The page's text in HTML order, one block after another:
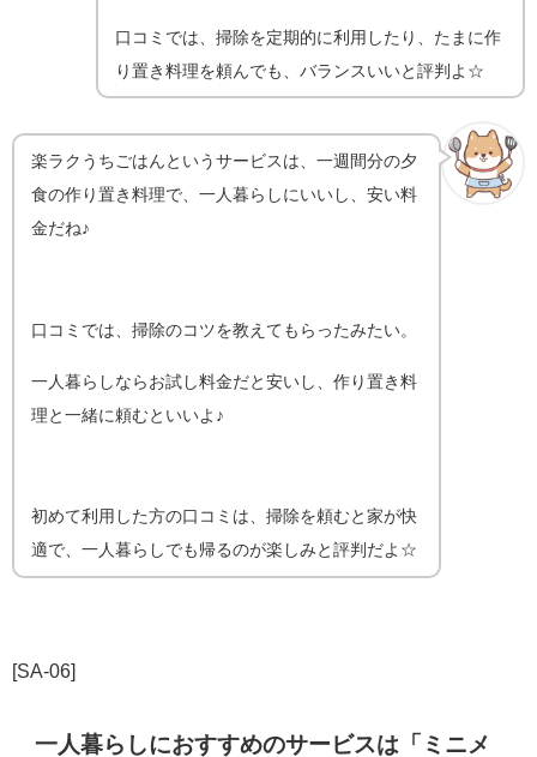
口コミでは、掃除を定期的に利用したり、たまに作
り置き料理を頼んでも、バランスいいと評判よ☆
楽ラクうちごはんというサービスは、一週間分の夕
食の作り置き料理で、一人暮らしにいいし、安い料
金だね♪
口コミでは、掃除のコツを教えてもらったみたい。
一人暮らしならお試し料金だと安いし、作り置き料
理と一緒に頼むといいよ♪
初めて利用した方の口コミは、掃除を頼むと家が快
適で、一人暮らしでも帰るのが楽しみと評判だよ☆
[SA-06]
一人暮らしにおすすめのサービスは「 ミニメ